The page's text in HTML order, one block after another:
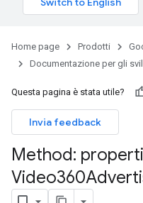
Home page Prodotti
Documentazione per gli
Questa pagina è stata utile?
Invia feedback
Method: